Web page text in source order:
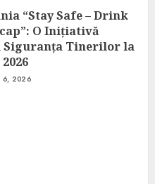
“Stay Safe – Drink
O Inițiativă
Siguranța Tinerilor la
6, 2026